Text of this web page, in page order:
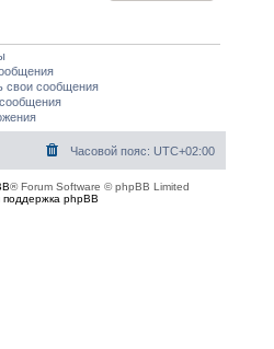
свои сообщения
Часовой пояс: UTC+02:00
® Forum Software © phpBB Limited
поддержка phpBB